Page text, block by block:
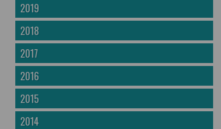
2019
2018
2017
2016
2015
2014